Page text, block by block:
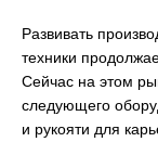
Развивать
техники
Сейчас на этом
следующего
и рукояти для